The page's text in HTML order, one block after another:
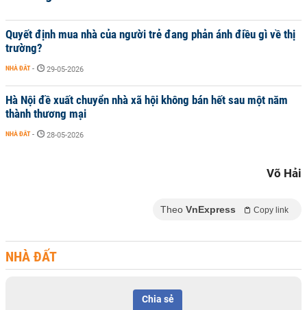
Quyết định mua nhà của người trẻ đang phản ánh điều gì về thị
trường?
NHÀ ĐẤT - 29-05-2026
Hà Nội đề xuất chuyển nhà xã hội không bán hết sau một năm
thành thương mại
NHÀ ĐẤT - 28-05-2026
Võ Hải
Theo VnExpress Copy link
NHÀ ĐẤT
Chia sẻ